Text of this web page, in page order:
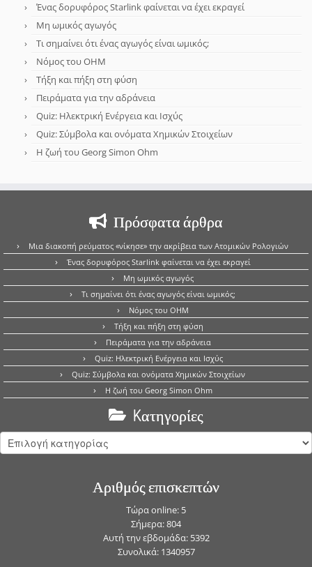
Ένας δορυφόρος Starlink φαίνεται να έχει εκραγεί
Μη ωμικός αγωγός
Τι σημαίνει ότι ένας αγωγός είναι ωμικός;
Νόμος του OHM
Τήξη και πήξη στη φύση
Πειράματα για την αδράνεια
Quiz: Ηλεκτρική Ενέργεια και Ισχύς
Quiz: Σύμβολα και ονόματα Χημικών Στοιχείων
Η ζωή του Georg Simon Ohm
Πρόσφατα άρθρα
Μια διακοπή ρεύματος «νίκησε» την ακρίβεια των Ατομικών Ρολογιών
Ένας δορυφόρος Starlink φαίνεται να έχει εκραγεί
Μη ωμικός αγωγός
Τι σημαίνει ότι ένας αγωγός είναι ωμικός;
Νόμος του OHM
Τήξη και πήξη στη φύση
Πειράματα για την αδράνεια
Quiz: Ηλεκτρική Ενέργεια και Ισχύς
Quiz: Σύμβολα και ονόματα Χημικών Στοιχείων
Η ζωή του Georg Simon Ohm
Kατηγορίες
Kατηγορίες
Αριθμός επισκεπτών
Τώρα online: 5
Σήμερα: 804
Αυτή την εβδομάδα: 5392
Συνολικά: 1340957